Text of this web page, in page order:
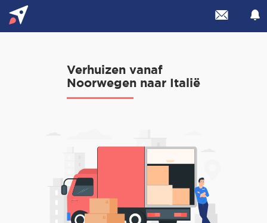
Verhuizen vanaf
Noorwegen naar Italië